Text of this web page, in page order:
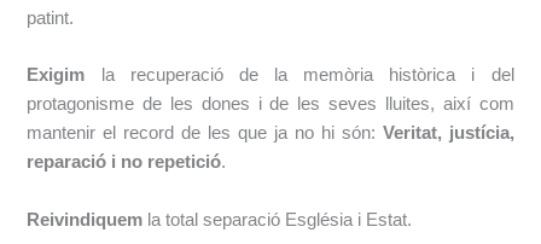
patint.
Exigim ​la recuperació de la memòria històrica i del
protagonisme de les dones i de
les seves lluites, així com
mantenir el record de les que ja no hi són: ​ Veritat, justícia,
reparació i no repetició.
Reivindiquem ​la total separació Església i Estat.